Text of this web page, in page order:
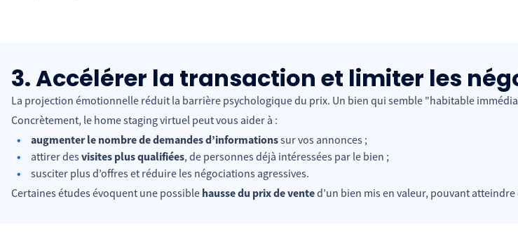
3. Accélérer la transaction et limiter les
La projection émotionnelle réduit la barrière psychologique du prix. Un bien qui semble "habitable
Concrètement, le home staging virtuel peut vous aider à :
augmenter le nombre de demandes d’informationssur vos annonces ;
attirer des visites plus qualifiées, de personnes déjà intéressées par le bien ;
susciter plus d’offres et réduire les négociations agressives.
Certaines études évoquent une possible hausse du prix de vented’un bien mis en valeur, pouvant